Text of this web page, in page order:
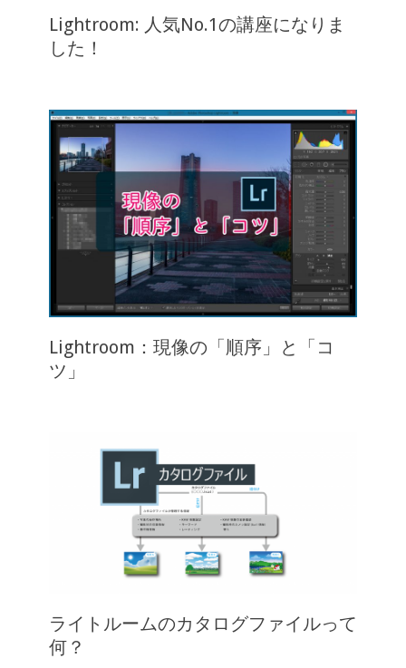
Lightroom: 人気No.1の講座になりま
した！
Lightroom：現像の「順序」と「コ
ツ」
ライトルームのカタログファイルって
何？